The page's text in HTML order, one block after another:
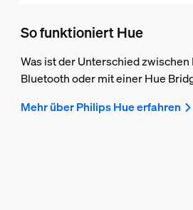
So funktioniert Hue
Was ist der Unterschied
Bluetooth oder mit einer Hue
Mehr über Philips Hue erfahren